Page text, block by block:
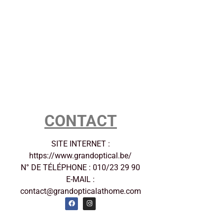
CONTACT
SITE INTERNET :
https://www.grandoptical.be/
N° DE TÉLÉPHONE : 010/23 29 90
E-MAIL :
contact@grandopticalathome.com